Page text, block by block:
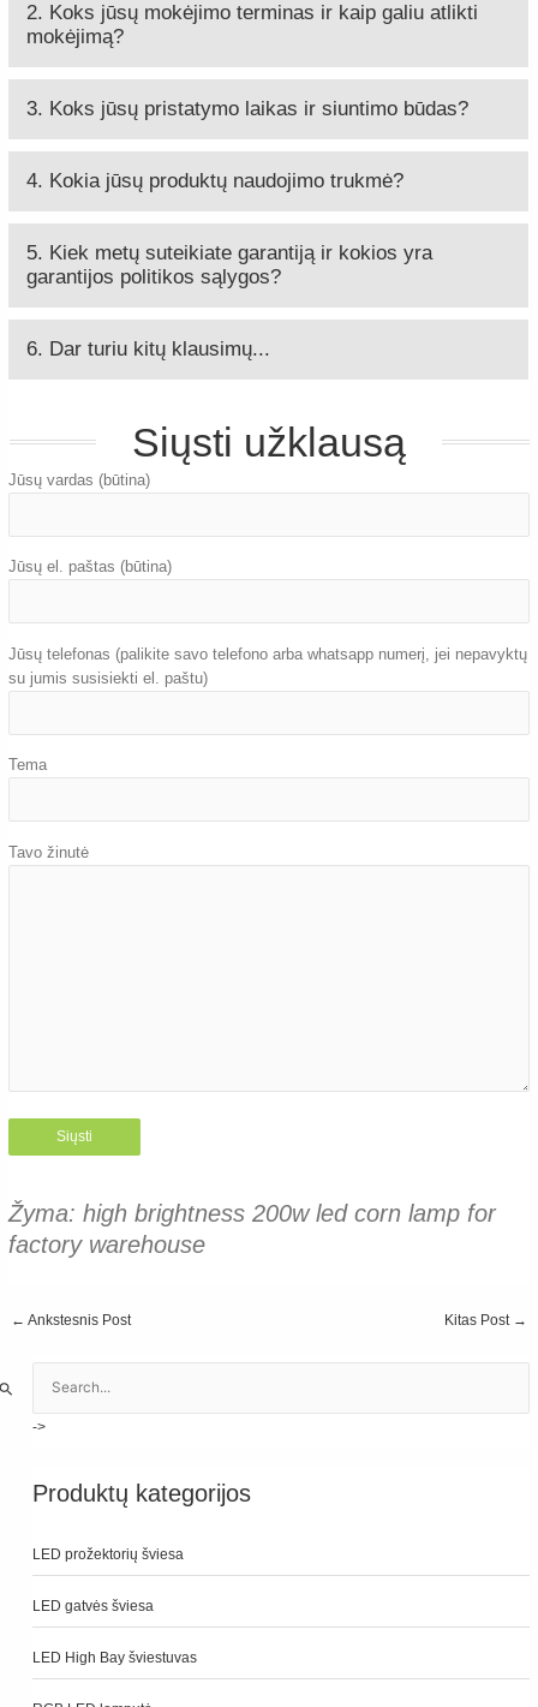
2. Koks jūsų mokėjimo terminas ir kaip galiu atlikti
mokėjimą?
3. Koks jūsų pristatymo laikas ir siuntimo būdas?
4. Kokia jūsų produktų naudojimo trukmė?
5. Kiek metų suteikiate garantiją ir kokios yra
garantijos politikos sąlygos?
6. Dar turiu kitų klausimų...
Siųsti užklausą
Jūsų vardas (būtina)
Jūsų el. paštas (būtina)
Jūsų telefonas (palikite savo telefono arba whatsapp numerį, jei nepavyktų
su jumis susisiekti el. paštu)
Tema
Tavo žinutė
Žyma:high brightness 200w led corn lamp for
factory warehouse
Post
← Ankstesnis Post Kitas Post →
š
o
Produktų kategorijos
LED prožektorių šviesa
LED gatvės šviesa
LED High Bay šviestuvas